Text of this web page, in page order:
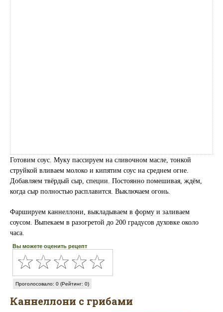
Готовим соус. Муку пассируем на сливочном масле, тонкой
струйкой вливаем молоко и кипятим соус на среднем огне.
Добавляем твёрдый сыр, специи. Постоянно помешивая, ждём,
когда сыр полностью расплавится. Выключаем огонь.
Фаршируем каннеллони, выкладываем в форму и заливаем
соусом. Выпекаем в разогретой до 200 градусов духовке около
часа.
Вы можете оценить рецепт
Проголосовало: 0 (Рейтинг: 0)
Каннеллони с грибами